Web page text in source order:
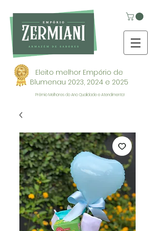
Eleito melhor Empório de
Blumenau 2023, 2024 e 2025
Prêmio Melhores do Ano Qualidade e Atendimento!